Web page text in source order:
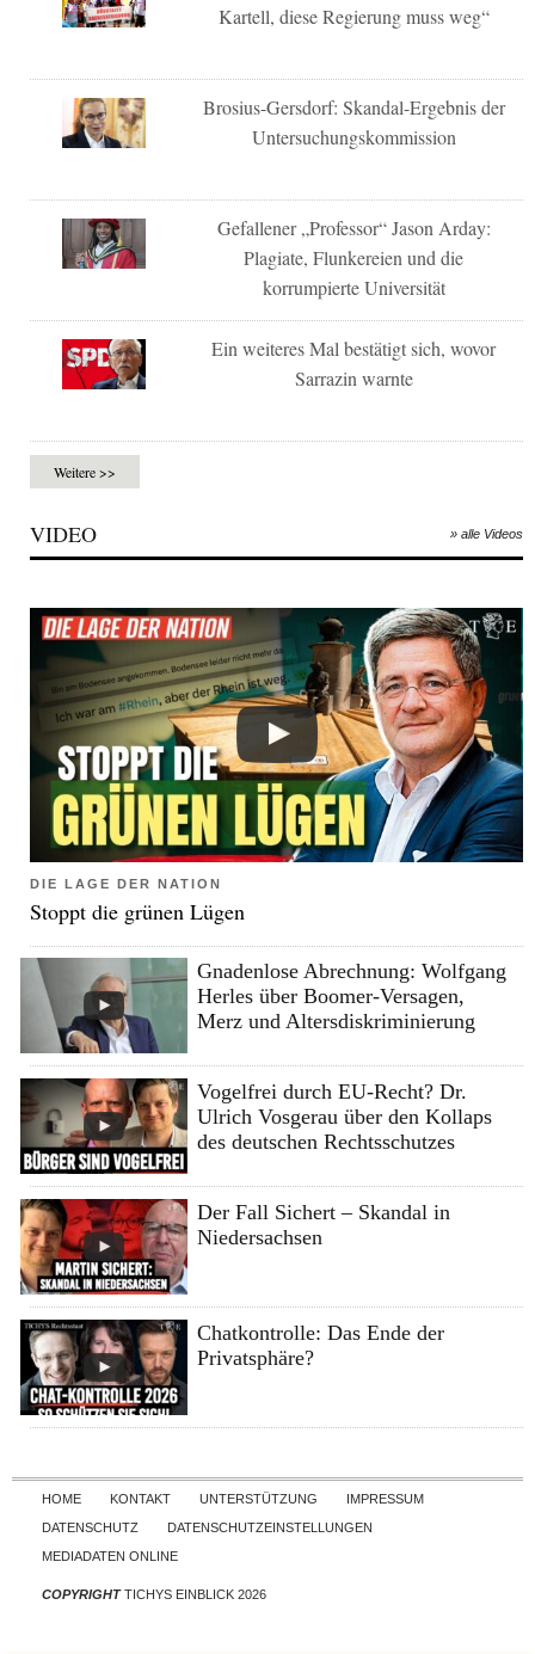
Kartell, diese Regierung muss weg“
Brosius-Gersdorf: Skandal-Ergebnis der
Untersuchungskommission
Gefallener „Professor“ Jason Arday:
Plagiate, Flunkereien und die
korrumpierte Universität
Ein weiteres Mal bestätigt sich, wovor
Sarrazin warnte
Weitere >>
VIDEO » alle Videos
DIE LAGE DER NATION
Stoppt die grünen Lügen
Gnadenlose Abrechnung: Wolfgang
Herles über Boomer-Versagen,
Merz und Altersdiskriminierung
Vogelfrei durch EU-Recht? Dr.
Ulrich Vosgerau über den Kollaps
des deutschen Rechtsschutzes
Der Fall Sichert – Skandal in
Niedersachsen
Chatkontrolle: Das Ende der
Privatsphäre?
Skip to content
HOME KONTAKT UNTERSTÜTZUNG
IMPRESSUM
DATENSCHUTZ
DATENSCHUTZEINSTELLUNGEN
MEDIADATEN ONLINE
COPYRIGHTTICHYS EINBLICK 2026